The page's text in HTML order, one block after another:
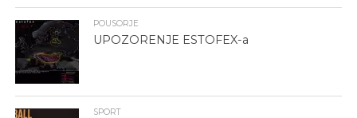
POUSORJE
UPOZORENJE ESTOFEX-a
SPORT